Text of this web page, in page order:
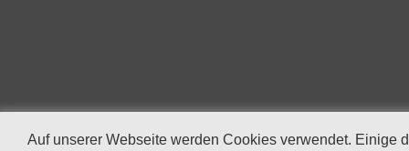
Auf unserer Webseite werden Cookies verwendet. Einige